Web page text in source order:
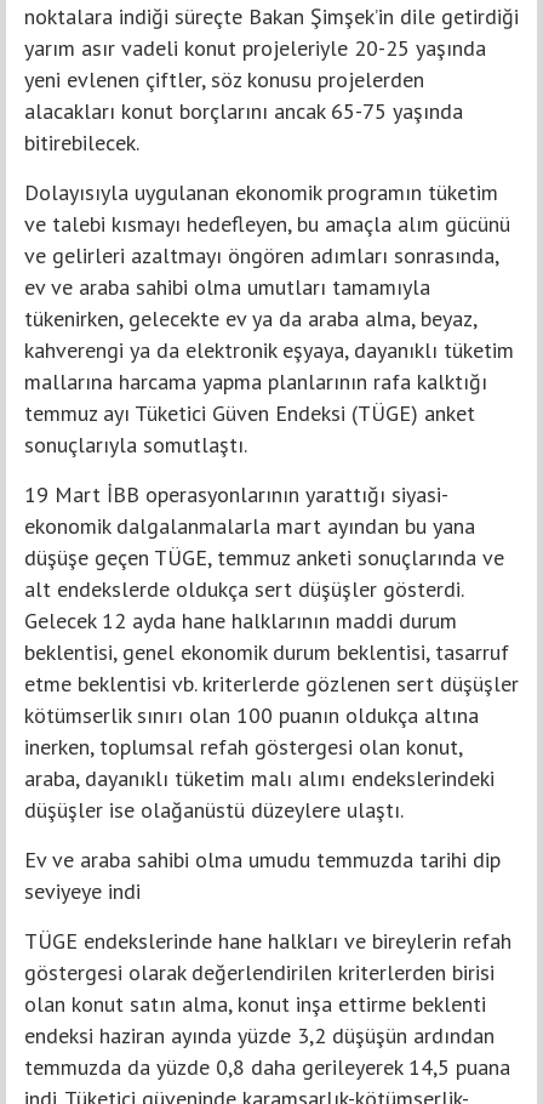
noktalara indiği süreçte Bakan Şimşek’in dile getirdiği
yarım asır vadeli konut projeleriyle 20-25 yaşında
yeni evlenen çiftler, söz konusu projelerden
alacakları konut borçlarını ancak 65-75 yaşında
bitirebilecek.
Dolayısıyla uygulanan ekonomik programın tüketim
ve talebi kısmayı hedefleyen, bu amaçla alım gücünü
ve gelirleri azaltmayı öngören adımları sonrasında,
ev ve araba sahibi olma umutları tamamıyla
tükenirken, gelecekte ev ya da araba alma, beyaz,
kahverengi ya da elektronik eşyaya, dayanıklı tüketim
mallarına harcama yapma planlarının rafa kalktığı
temmuz ayı Tüketici Güven Endeksi (TÜGE) anket
sonuçlarıyla somutlaştı.
19 Mart İBB operasyonlarının yarattığı siyasi-
ekonomik dalgalanmalarla mart ayından bu yana
düşüşe geçen TÜGE, temmuz anketi sonuçlarında ve
alt endekslerde oldukça sert düşüşler gösterdi.
Gelecek 12 ayda hane halklarının maddi durum
beklentisi, genel ekonomik durum beklentisi, tasarruf
etme beklentisi vb. kriterlerde gözlenen sert düşüşler
kötümserlik sınırı olan 100 puanın oldukça altına
inerken, toplumsal refah göstergesi olan konut,
araba, dayanıklı tüketim malı alımı endekslerindeki
düşüşler ise olağanüstü düzeylere ulaştı.
Ev ve araba sahibi olma umudu temmuzda tarihi dip
seviyeye indi
TÜGE endekslerinde hane halkları ve bireylerin refah
göstergesi olarak değerlendirilen kriterlerden birisi
olan konut satın alma, konut inşa ettirme beklenti
endeksi haziran ayında yüzde 3,2 düşüşün ardından
temmuzda da yüzde 0,8 daha gerileyerek 14,5 puana
indi. Tüketici güveninde karamsarlık-kötümserlik-